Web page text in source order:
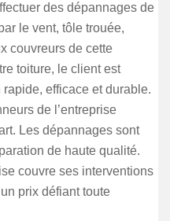
des dépannages de
le vent, tôle trouée,
couvreurs de cette
toiture, le client est
efficace et durable.
de l’entreprise
Les dépannages sont
de haute qualité.
couvre ses interventions
prix défiant toute